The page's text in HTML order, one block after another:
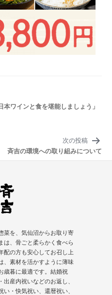
ワインと食を堪能しましょう」
次の投稿
斉吉の環境への取り組みについて
菜を、気仙沼からお取り寄
は、骨ごと柔らかく食べら
配の方も安心してお召し上
、素材を活かすように薄味
歳暮に最適です。結婚祝
産内祝いなどのお返し、
い・快気祝い、 還暦祝い、